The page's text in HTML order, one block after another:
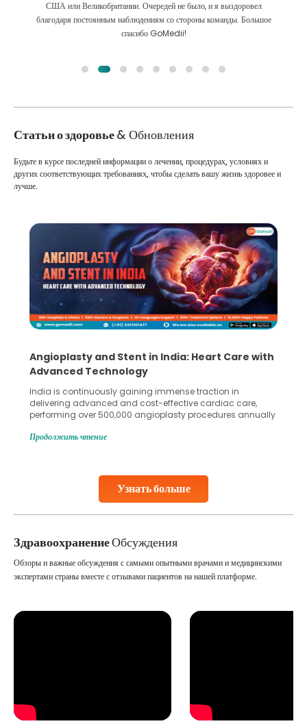
Мы сделали правильный выбор, выбрав GoMedii. Они даже после
лечения сохраняют с нами большую связь
Статьи о здоровье& Обновления
Узнать больше
Будьте в курсе последней информации о лечении, процедурах, условиях и
других соответствующих требованиях, чтобы сделать вашу жизнь здоровее и
лучше.
Angioplasty and Stent in India: Heart Care with
Advanced Technology
India is continuously gaining immense traction in
delivering advanced and cost-effective cardiac care,
performing over 500,000 angioplasty procedures annually
globe are searching for treatments like angioplasty and
Studies, such as one published
Продолжить чтение
ЗдравоохранениеОбсуждения
Обзоры и важные обсуждения с самыми опытными врачами и медицинскими
экспертами страны вместе с отзывами пациентов на нашей платформе.